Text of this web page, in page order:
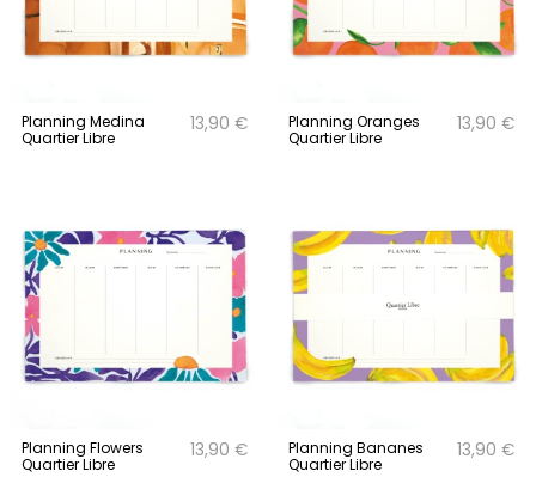
Planning Medina
Quartier Libre
13,90 €
Planning Oranges
Quartier Libre
13,90 €
Planning Flowers
Quartier Libre
13,90 €
Planning Bananes
Quartier Libre
13,90 €